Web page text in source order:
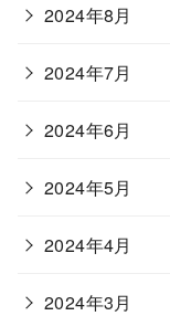
2024年8月
2024年7月
2024年6月
2024年5月
2024年4月
2024年3月